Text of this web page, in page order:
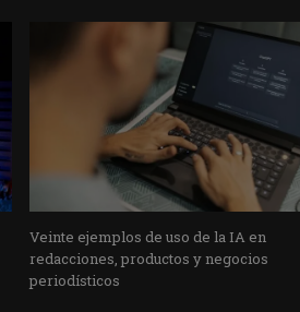
Veinte ejemplos de uso de la IA en
redacciones, productos y negocios
periodísticos